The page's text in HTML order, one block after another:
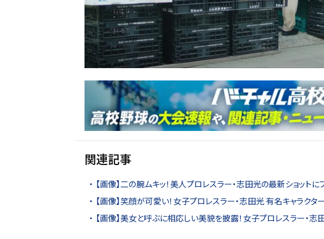
関連記事
【画像】二の腕ムキッ！美人プロレスラー・志田光の最新ショットに
【画像】笑顔が可愛い！女子プロレスラー・志田光 有名キャラクター
【画像】美女と呼ぶに相応しい美貌を披露！女子プロレスラー・志